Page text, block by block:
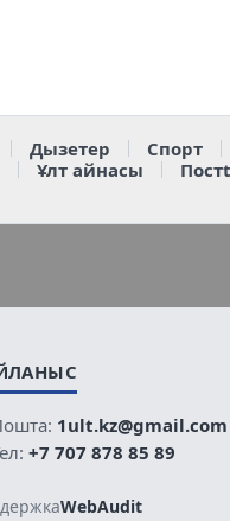
Дызетер Спорт
Ұлт айнасы
1ult.kz@gmail.com
+7 707 878 85 89
WebAudit